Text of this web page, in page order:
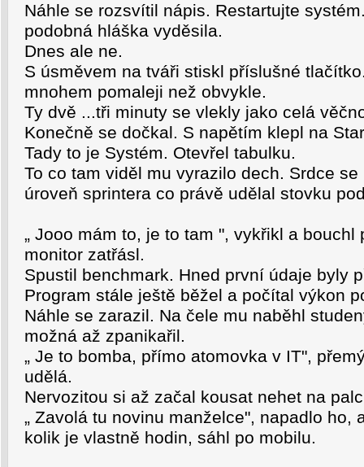
Náhle se rozsvítil nápis. Restartujte
podobná hláška vyděsila.
Dnes ale ne.
S úsměvem na tváři stiskl příslušné
mnohem pomaleji než obvykle.
Ty dvě ...tři minuty se vlekly jako celá
Konečně se dočkal. S napětím klepl na
Tady to je Systém. Otevřel tabulku.
To co tam viděl mu vyrazilo dech. Srdce
úroveň sprintera co právě udělal stovku
„ Jooo mám to, je to tam ", vykřikl a
monitor zatřásl.
Spustil benchmark. Hned první údaje byly
Program stále ještě běžel a počítal výkon
Náhle se zarazil. Na čele mu naběhl
možná až zpanikařil.
„ Je to bomba, přímo atomovka v IT",
udělá.
Nervozitou si až začal kousat nehet na
„ Zavolá tu novinu manželce", napadlo ho,
kolik je vlastně hodin, sáhl po mobilu.